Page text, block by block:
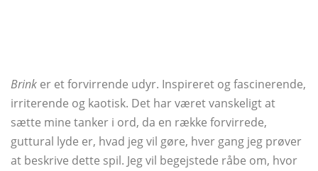
Brink er et forvirrende udyr. Inspireret og fascinerende,
irriterende og kaotisk. Det har været vanskeligt at
sætte mine tanker i ord, da en række forvirrede,
guttural lyde er, hvad jeg vil gøre, hver gang jeg prøver
at beskrive dette spil. Jeg vil begejstede råbe om, hvor